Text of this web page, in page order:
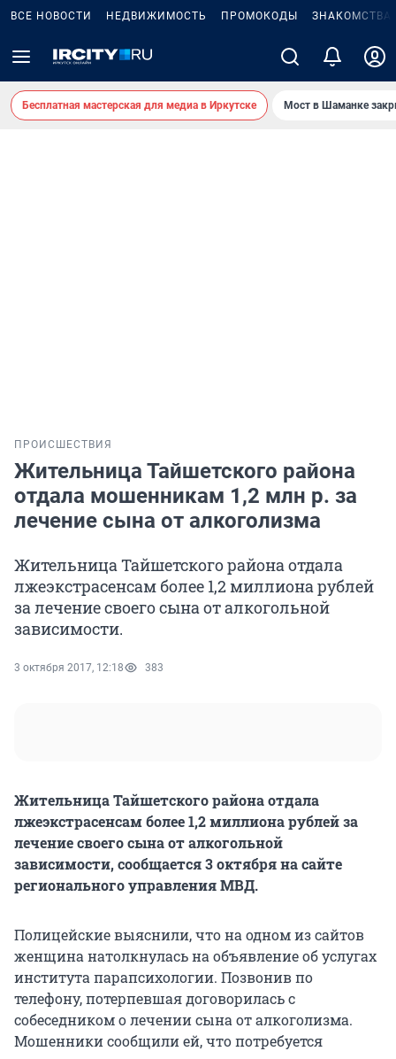
ВСЕ НОВОСТИ НЕДВИЖИМОСТЬ ПРОМОКОДЫ ЗНАКОМСТВА
Бесплатная мастерская для медиа в Иркутске Мост в Шаманке
ПРОИСШЕСТВИЯ
Жительница Тайшетского района
отдала мошенникам 1,2 млн р. за
лечение сына от алкоголизма
Жительница Тайшетского района отдала
лжеэкстрасенсам более 1,2 миллиона рублей
за лечение своего сына от алкогольной
зависимости.
3 октября 2017, 12:18 383
Жительница Тайшетского района отдала
лжеэкстрасенсам более 1,2 миллиона рублей за
лечение своего сына от алкогольной
зависимости, сообщается 3 октября на сайте
регионального управления МВД.
Полицейские выяснили, что на одном из сайтов
женщина натолкнулась на объявление об услугах
института парапсихологии. Позвонив по
телефону, потерпевшая договорилась с
собеседником о лечении сына от алкоголизма.
Мошенники сообщили ей, что потребуется